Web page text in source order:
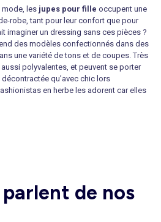
mode, les jupes pour fille occupent une
robe, tant pour leur confort que pour
imaginer un dressing sans ces pièces ?
des modèles confectionnés dans des
une variété de tons et de coupes. Très
polyvalentes, et peuvent se porter
qu’avec chic lors
en herbe les adorent car elles
suite, cliquez sur « Enregistrer dans ma
plus qu’à quelques clics !
ans selon les modèles, vous trouverez
les budgets. Pour les parents qui
nos
de nos